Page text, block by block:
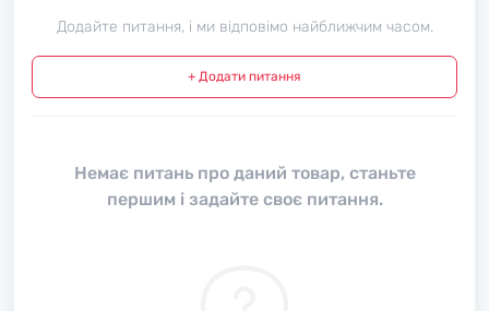
Додайте питання, і ми відповімо найближчим часом.
+ Додати питання
Немає питань про даний товар, станьте
першим і задайте своє питання.